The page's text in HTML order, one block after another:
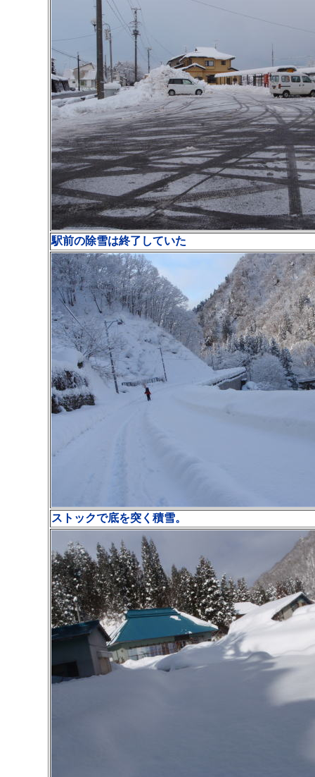
駅前の除雪は終了していた
ストックで底を突く積雪。